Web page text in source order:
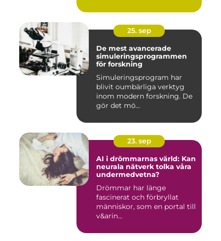
25. sep
De mest avancerade
simuleringsprogrammen
för forskning
Simuleringsprogram har
blivit oumbärliga verktyg
inom modern forskning. De
gör det mö...
23. sep
AI i drömmarnas värld: Kan
neurala nätverk tolka våra
undermedvetna?
Drömmar har länge
fascinerat och förbryllat
människor, som en portal till
v&arin...